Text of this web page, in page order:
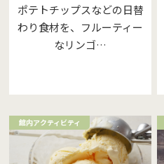
ポテトチップスなどの日替
わり食材を、フルーティー
なリンゴ…
館内アクティビティ